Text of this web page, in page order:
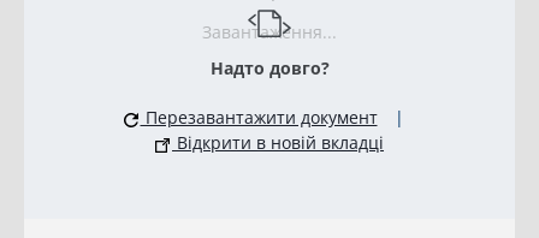
Завантаження...
Надто довго?
Перезавантажити документ
|
Відкрити в новій вкладці